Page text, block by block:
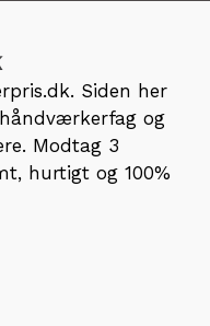
. Siden her
og
Modtag 3
hurtigt og 100%